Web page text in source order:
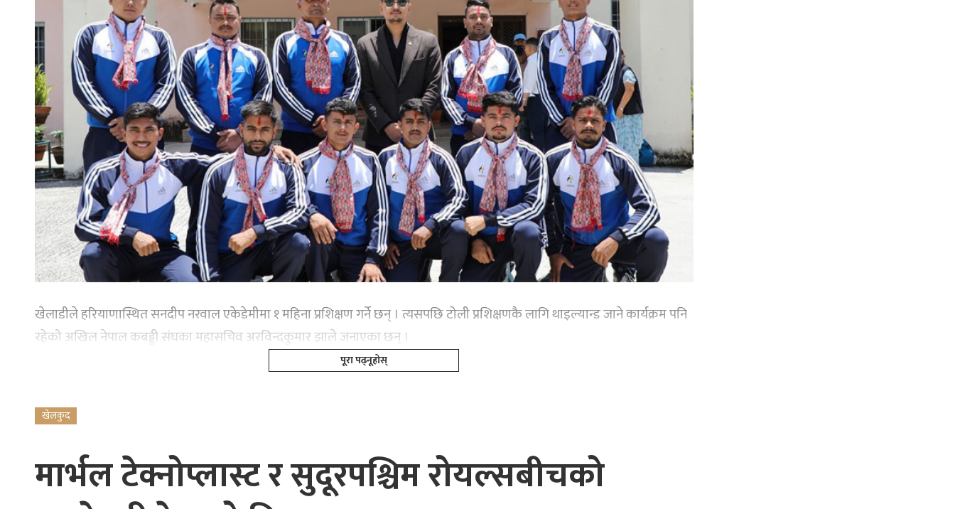
खेलाडीले हरियाणास्थित सनदीप नरवाल एकेडेमीमा १ महिना प्रशिक्षण गर्ने छन् । त्यसपछि टोली प्रशिक्षणकै लागि थाइल्यान्ड जाने कार्यक्रम पनि
रहेको अखिल नेपाल कबड्डी संघका महासचिव अरविन्दकुमार झाले जनाएका छन् ।
पूरा पढ्नूहोस्
खेलकुद
मार्भल टेक्नोप्लास्ट र सुदूरपश्चिम रोयल्सबीचको